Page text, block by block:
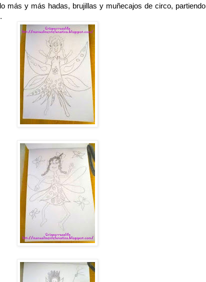
más y más hadas, brujillas y muñecajos de circo, partiendo